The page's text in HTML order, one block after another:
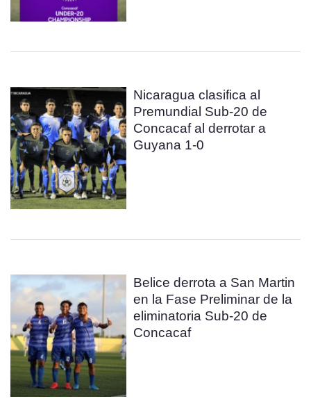
Nicaragua clasifica al
Premundial Sub-20 de
Concacaf al derrotar a
Guyana 1-0
Belice derrota a San Martin
en la Fase Preliminar de la
eliminatoria Sub-20 de
Concacaf